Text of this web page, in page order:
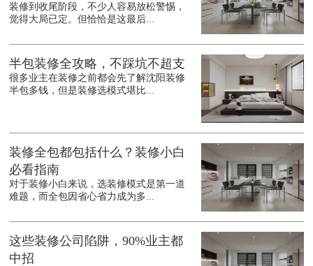
装修到收尾阶段，不少人容易放松警惕，
觉得大局已定。但恰恰是这最后...
半包装修全攻略，不踩坑不超支
很多业主在装修之前都会先了解沈阳装修
半包多钱，但是装修选模式堪比...
装修全包都包括什么？装修小白
必看指南
对于装修小白来说，选装修模式是第一道
难题，而全包因省心省力成为多...
这些装修公司陷阱，90%业主都
中招